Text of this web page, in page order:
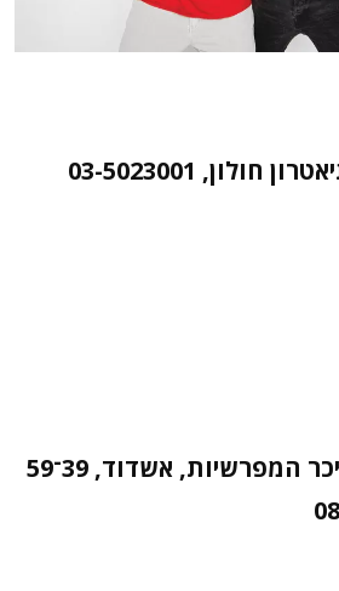
8־10 באוקטובר, כיכר המפרשיות, אשדוד, 39־59